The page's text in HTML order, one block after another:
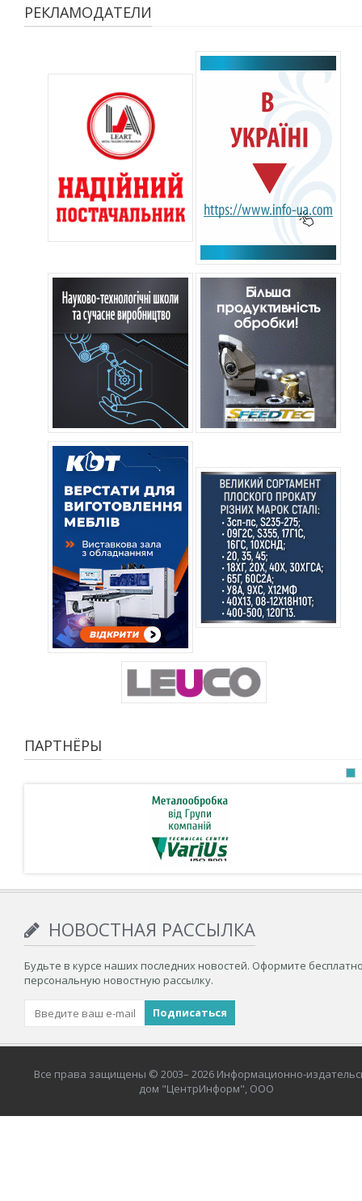
РЕКЛАМОДАТЕЛИ
ПАРТНЁРЫ
НОВОСТНАЯ РАССЫЛКА
Будьте в курсе наших последних новостей. Оформите
персональную новостную рассылку.
Все права защищены © 2003– 2026 Информационно-
дом "ЦентрИнформ", ООО